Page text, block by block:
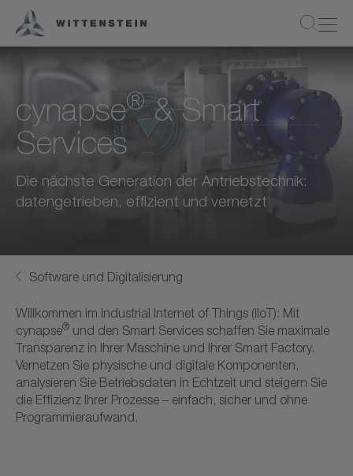
cynapse®& Smart
Services
Die nächste Generation der Antriebstechnik:
datengetrieben, effizient und vernetzt
Software und Digitalisierung
Willkommen im Industrial Internet of Things (IIoT): Mit
cynapse® und den Smart Services schaffen Sie maximale
Transparenz in Ihrer Maschine und Ihrer Smart Factory.
Vernetzen Sie physische und digitale Komponenten,
analysieren Sie Betriebsdaten in Echtzeit und steigern Sie
die Effizienz Ihrer Prozesse – einfach, sicher und ohne
Programmieraufwand.